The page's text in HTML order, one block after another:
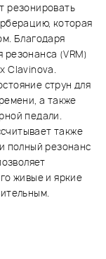
резонировать
которая
Благодаря
резонанса (VRM)
Clavinova.
струн для
а также
педали.
также
полный резонанс
живые и яркие